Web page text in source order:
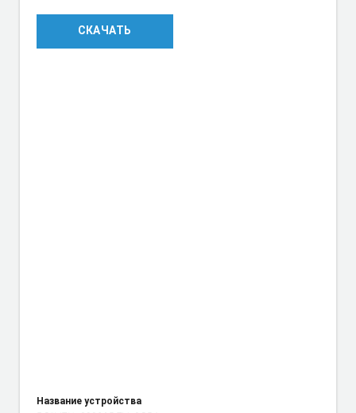
Название устройства
СКАЧАТЬ